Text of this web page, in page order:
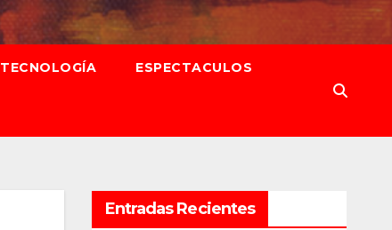
TECNOLOGÍA ESPECTACULOS
Entradas Recientes